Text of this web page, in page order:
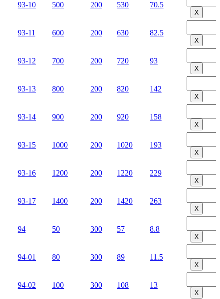
93-10 500 200 530 70.5
Х
93-11 600 200 630 82.5
Х
93-12 700 200 720 93
Х
93-13 800 200 820 142
Х
93-14 900 200 920 158
Х
93-15 1000 200 1020 193
Х
93-16 1200 200 1220 229
Х
93-17 1400 200 1420 263
Х
94 50 300 57 8.8
Х
94-01 80 300 89 11.5
Х
94-02 100 300 108 13
Х